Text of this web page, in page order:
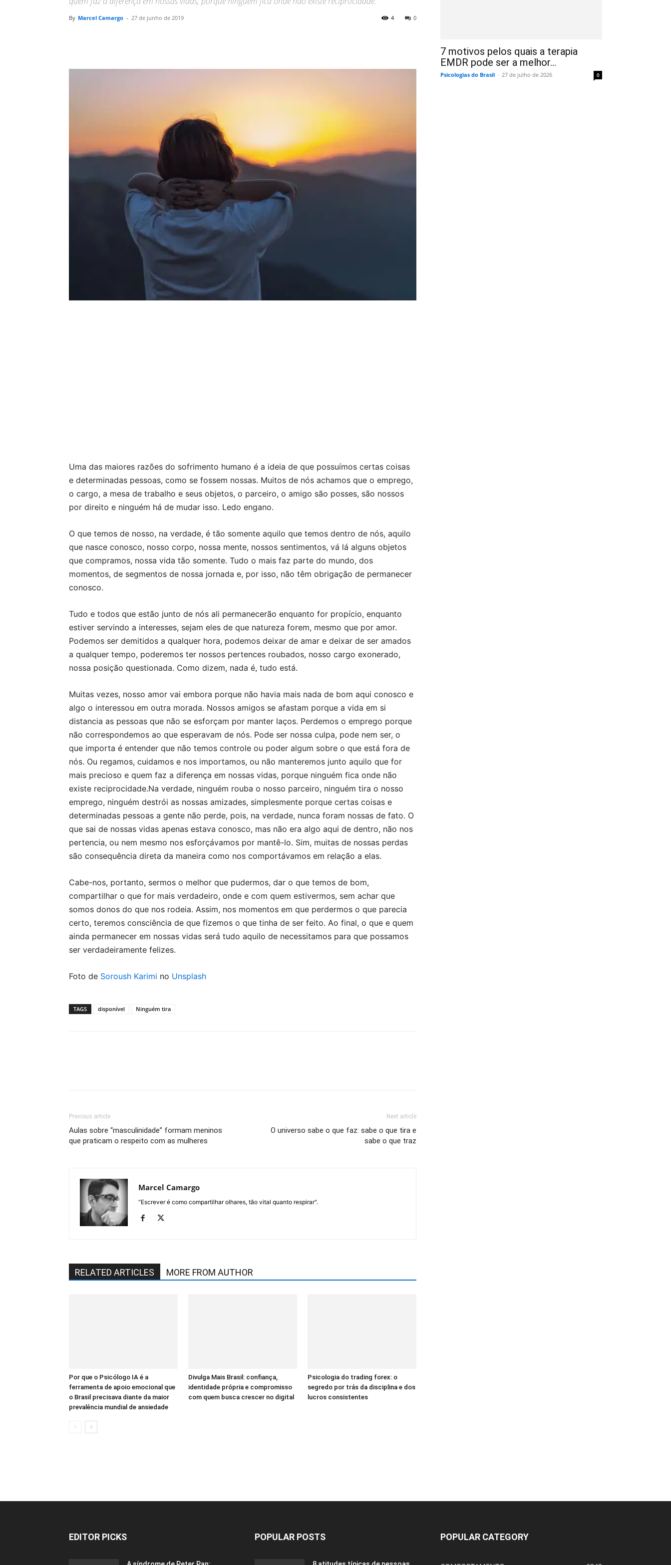
By Marcel Camargo - 27 de junho de 2019 0
4
Uma das maiores razões do sofrimento humano é a ideia de que possuímos certas coisas
e determinadas pessoas, como se fossem nossas. Muitos de nós achamos que o emprego,
o cargo, a mesa de trabalho e seus objetos, o parceiro, o amigo são posses, são nossos
por direito e ninguém há de mudar isso. Ledo engano.
O que temos de nosso, na verdade, é tão somente aquilo que temos dentro de nós, aquilo
que nasce conosco, nosso corpo, nossa mente, nossos sentimentos, vá lá alguns objetos
que compramos, nossa vida tão somente. Tudo o mais faz parte do mundo, dos
momentos, de segmentos de nossa jornada e, por isso, não têm obrigação de permanecer
conosco.
Tudo e todos que estão junto de nós ali permanecerão enquanto for propício, enquanto
estiver servindo a interesses, sejam eles de que natureza forem, mesmo que por amor.
Podemos ser demitidos a qualquer hora, podemos deixar de amar e deixar de ser amados
a qualquer tempo, poderemos ter nossos pertences roubados, nosso cargo exonerado,
nossa posição questionada. Como dizem, nada é, tudo está.
Muitas vezes, nosso amor vai embora porque não havia mais nada de bom aqui conosco e
algo o interessou em outra morada. Nossos amigos se afastam porque a vida em si
distancia as pessoas que não se esforçam por manter laços. Perdemos o emprego porque
não correspondemos ao que esperavam de nós. Pode ser nossa culpa, pode nem ser, o
que importa é entender que não temos controle ou poder algum sobre o que está fora de
nós. Ou regamos, cuidamos e nos importamos, ou não manteremos junto aquilo que for
mais precioso e quem faz a diferença em nossas vidas, porque ninguém fica onde não
existe reciprocidade.Na verdade, ninguém rouba o nosso parceiro, ninguém tira o nosso
emprego, ninguém destrói as nossas amizades, simplesmente porque certas coisas e
determinadas pessoas a gente não perde, pois, na verdade, nunca foram nossas de fato. O
que sai de nossas vidas apenas estava conosco, mas não era algo aqui de dentro, não nos
pertencia, ou nem mesmo nos esforçávamos por mantê-lo. Sim, muitas de nossas perdas
são consequência direta da maneira como nos comportávamos em relação a elas.
Cabe-nos, portanto, sermos o melhor que pudermos, dar o que temos de bom,
compartilhar o que for mais verdadeiro, onde e com quem estivermos, sem achar que
somos donos do que nos rodeia. Assim, nos momentos em que perdermos o que parecia
certo, teremos consciência de que fizemos o que tinha de ser feito. Ao final, o que e quem
ainda permanecer em nossas vidas será tudo aquilo de necessitamos para que possamos
ser verdadeiramente felizes.
Foto de Soroush Karimi no Unsplash
TAGS disponível Ninguém tira
Previous article
Aulas sobre “masculinidade” formam meninos
que praticam o respeito com as mulheres
Next article
O universo sabe o que faz: sabe o que tira e
sabe o que traz
Marcel Camargo
"Escrever é como compartilhar olhares, tão vital quanto respirar".
RELATED ARTICLES MORE FROM AUTHOR
Por que o Psicólogo IA é a
ferramenta de apoio emocional que
o Brasil precisava diante da maior
prevalência mundial de ansiedade
Divulga Mais Brasil: confiança,
identidade própria e compromisso
com quem busca crescer no digital
Psicologia do trading forex: o
segredo por trás da disciplina e dos
lucros consistentes
7 motivos pelos quais a terapia
EMDR pode ser a melhor...
Psicologias do Brasil - 27 de julho de 2026 0
EDITOR PICKS POPULAR POSTS POPULAR CATEGORY